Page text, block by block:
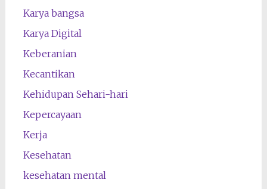
Karya bangsa
Karya Digital
Keberanian
Kecantikan
Kehidupan Sehari-hari
Kepercayaan
Kerja
Kesehatan
kesehatan mental